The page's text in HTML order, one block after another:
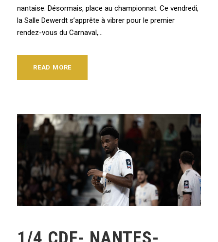
nantaise. Désormais, place au championnat. Ce vendredi,
la Salle Dewerdt s’apprête à vibrer pour le premier
rendez-vous du Carnaval,...
READ MORE